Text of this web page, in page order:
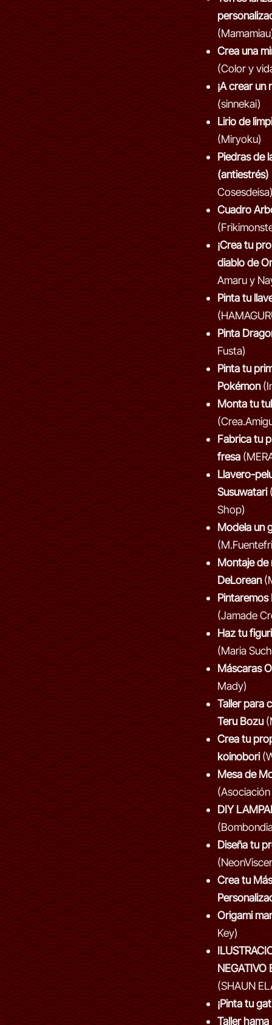
Crea una
(Color y
¡A crear un
(sinnekai)
Lirio de
(Miryoku)
Piedras de
(antiestrés)
Cuadro
¡Crea tu
diablo de
Amaru y
Pinta tu
Pinta
Fusta)
Pinta tu
Pokémon
Monta tu
Fabrica tu
fresa
Llavero-
Susuwatari
Shop)
Modela un
Montaje de
DeLorean
Pintaremos
(Jamade
Haz tu
(Maria
Máscaras
Mady)
Taller para
Teru Bozu
Crea tu
koinobori
Mesa de
DIY
Diseña tu
Crea tu
Origami
Key)
NEGATIVO
(SHAUN
¡Pinta tu
Taller